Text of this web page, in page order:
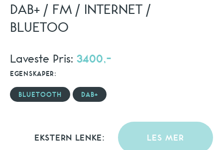
DAB+ / FM / INTERNET /
BLUETOO
Laveste Pris: 3400,-
EGENSKAPER:
BLUETOOTH DAB+
EKSTERN LENKE: LES MER